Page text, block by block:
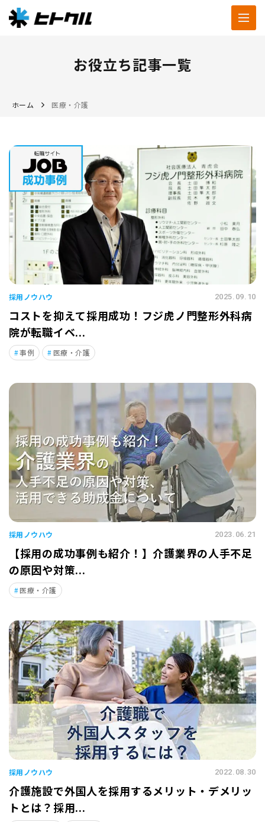
お役立ち記事一覧
ホーム 医療・介護
採用ノウハウ 2025.09.10
コストを抑えて採用成功！フジ虎ノ門整形外科病
院が転職イベ...
事例 医療・介護
採用ノウハウ 2023.06.21
【採用の成功事例も紹介！】介護業界の人手不足
の原因や対策...
医療・介護
採用ノウハウ 2022.08.30
介護施設で外国人を採用するメリット・デメリッ
トとは？採用...